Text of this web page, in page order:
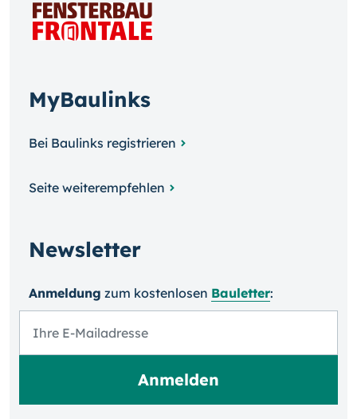
MyBaulinks
Bei Baulinks registrieren
Seite weiterempfehlen
Newsletter
Anmeldung zum kosten­losen Bauletter: